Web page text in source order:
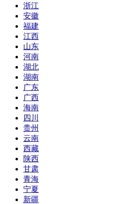
浙江
安徽
福建
江西
山东
河南
湖北
湖南
广东
广西
海南
四川
贵州
云南
西藏
陕西
甘肃
青海
宁夏
新疆